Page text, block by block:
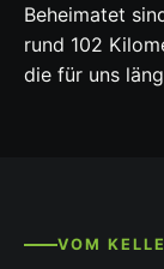
Beheimatet
rund 102
die für uns
VOM